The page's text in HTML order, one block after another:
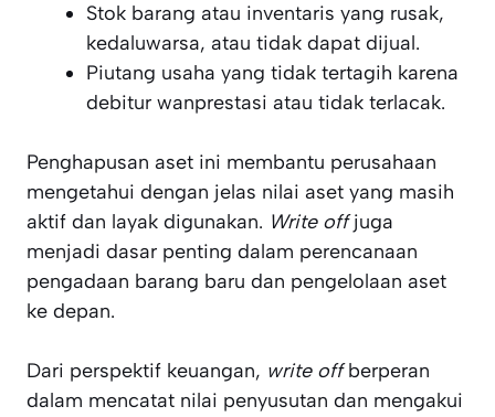
Stok barang atau inventaris yang rusak,
kedaluwarsa, atau tidak dapat dijual.
Piutang usaha yang tidak tertagih karena
debitur wanprestasi atau tidak terlacak.
Penghapusan aset ini membantu perusahaan
mengetahui dengan jelas nilai aset yang masih
aktif dan layak digunakan. Write offjuga
menjadi dasar penting dalam perencanaan
pengadaan barang baru dan pengelolaan aset
ke depan.
Dari perspektif keuangan, write offberperan
dalam mencatat nilai penyusutan dan mengakui